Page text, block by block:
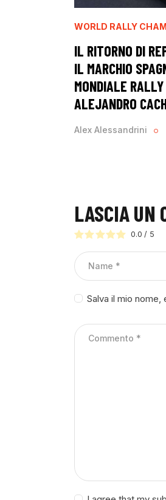
WORLD RALLY
IL RITORNO DI
IL MARCHIO
MONDIALE
ALEJANDRO
Alex Alessandrini
LASCIA UN
0.0 / 5
Salva il mio